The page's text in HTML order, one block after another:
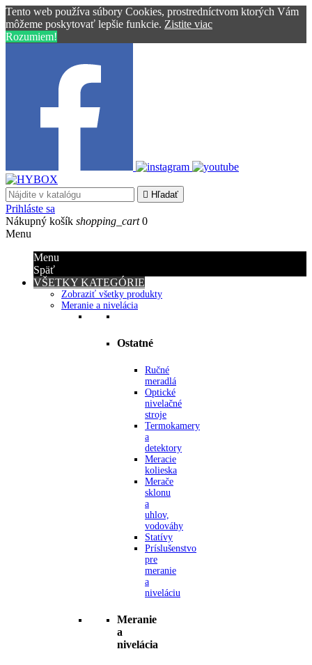
Tento web používa súbory Cookies, prostredníctvom ktorých Vám
môžeme poskytovať lepšie funkcie. Zistite viac
Rozumiem!
 Hľadať
Prihláste sa
Nákupný košík shopping_cart 0
Menu
Menu
Späť
VŠETKY KATEGÓRIE
Zobraziť všetky produkty
Meranie a nivelácia
Ostatné
Ručné
meradlá
Optické
nivelačné
stroje
Termokamery
a
detektory
Meracie
kolieska
Merače
sklonu
a
uhlov,
vodováhy
Statívy
Príslušenstvo
pre
meranie
a
niveláciu
Meranie
a
nivelácia